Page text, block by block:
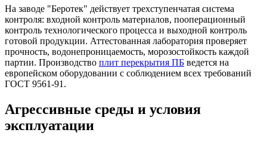
На заводе "Беротек" действует трехступенчатая система
контроля: входной контроль материалов, пооперационный
контроль технологического процесса и выходной контроль
готовой продукции. Аттестованная лаборатория проверяет
прочность, водонепроницаемость, морозостойкость каждой
партии. Производство плит перекрытия ПБ ведется на
европейском оборудовании с соблюдением всех требований
ГОСТ 9561-91.
Агрессивные среды и условия
эксплуатации